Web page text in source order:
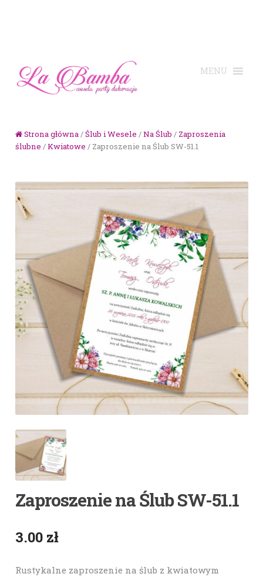
Strona główna/Ślub i Wesele /Na Ślub / Zaproszenia
ślubne /Kwiatowe / Zaproszenie na Ślub SW-51.1
Zaproszenie na Ślub SW-51.1
3.00 zł
Rustykalne zaproszenie na ślub z kwiatowym